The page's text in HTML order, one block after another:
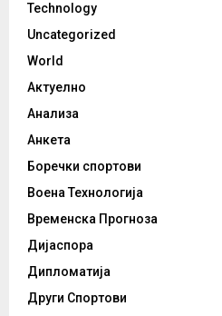
Technology
Uncategorized
World
Актуелно
Анализа
Анкета
Боречки спортови
Воена Технологија
Временска Прогноза
Дијаспора
Дипломатија
Други Спортови